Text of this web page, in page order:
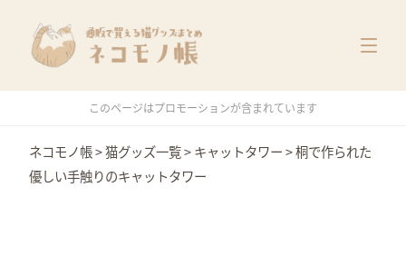
猫グッズ一覧
メーカー別
価格別
このページはプロモーションが含まれています
ネコモノ帳>猫グッズ一覧>キャットタワー>桐で作られた
優しい手触りのキャットタワー